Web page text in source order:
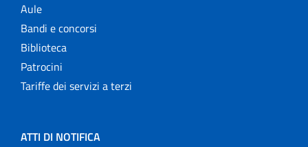
Aule
Bandi e concorsi
Biblioteca
Patrocini
Tariffe dei servizi a terzi
ATTI DI NOTIFICA